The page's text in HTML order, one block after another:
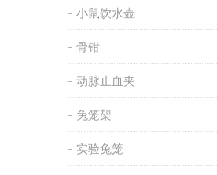
小鼠饮水壶
骨钳
动脉止血夹
兔笼架
实验兔笼